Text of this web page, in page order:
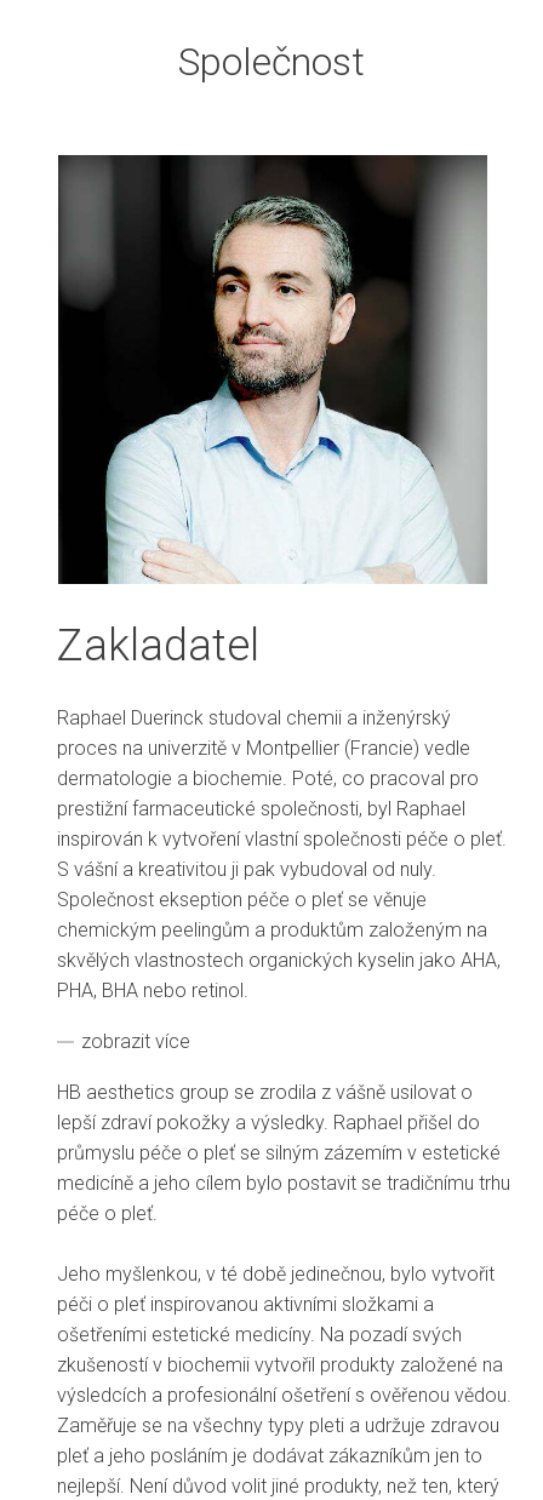
Společnost
Zakladatel
Raphael Duerinck studoval chemii a inženýrský
proces na univerzitě v Montpellier (Francie) vedle
dermatologie a biochemie. Poté, co pracoval pro
prestižní farmaceutické společnosti, byl Raphael
inspirován k vytvoření vlastní společnosti péče o pleť.
S vášní a kreativitou ji pak vybudoval od nuly.
Společnost ekseption péče o pleť se věnuje
chemickým peelingům a produktům založeným na
skvělých vlastnostech organických kyselin jako AHA,
PHA, BHA nebo retinol.
zobrazit více
HB aesthetics group se zrodila z vášně usilovat o
lepší zdraví pokožky a výsledky. Raphael přišel do
průmyslu péče o pleť se silným zázemím v estetické
medicíně a jeho cílem bylo postavit se tradičnímu trhu
péče o pleť.
Jeho myšlenkou, v té době jedinečnou, bylo vytvořit
péči o pleť inspirovanou aktivními složkami a
ošetřeními estetické medicíny. Na pozadí svých
zkušeností v biochemii vytvořil produkty založené na
výsledcích a profesionální ošetření s ověřenou vědou.
Zaměřuje se na všechny typy pleti a udržuje zdravou
pleť a jeho posláním je dodávat zákazníkům jen to
nejlepší. Není důvod volit jiné produkty, než ten, který